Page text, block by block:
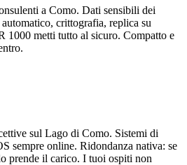
a Como. Dati sensibili dei
crittografia, replica su
1000 metti tutto al sicuro. Compatto e
sul Lago di Como. Sistemi di
sempre online. Ridondanza nativa: se
prende il carico. I tuoi ospiti non